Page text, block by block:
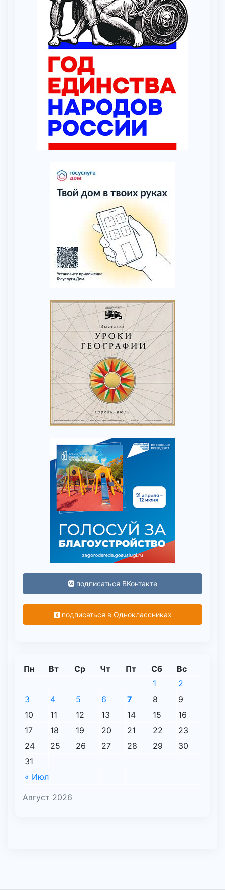
подписаться ВКонтакте
подписаться в Одноклассниках
Август 2026
Пн Вт Ср Чт Пт Сб Вс
« Июл
1
2
3
4 5 6 7 8
9
10
11 12 13 14 15
16
17
18 19 20 21 22
23
24
25 26 27 28 29
30
31